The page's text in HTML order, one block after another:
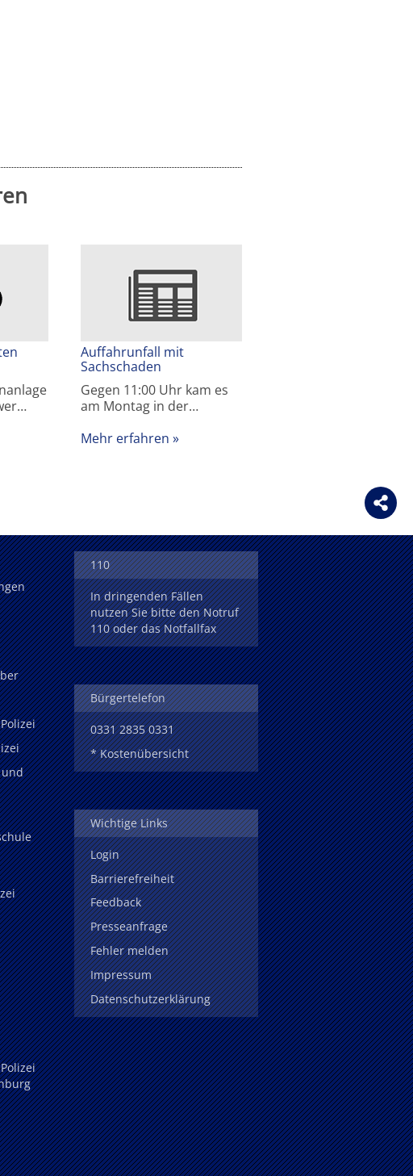
Auffahrunfall mit
Sachschaden
Gegen 11:00 Uhr kam es
am Montag in der…
Mehr erfahren
und
110
In dringenden Fällen
nutzen Sie bitte den Notruf
110 oder das Notfallfax
Bürgertelefon
0331 2835 0331
* Kostenübersicht
Wichtige Links
Login
Barrierefreiheit
Feedback
Presseanfrage
Fehler melden
Impressum
Datenschutzerklärung